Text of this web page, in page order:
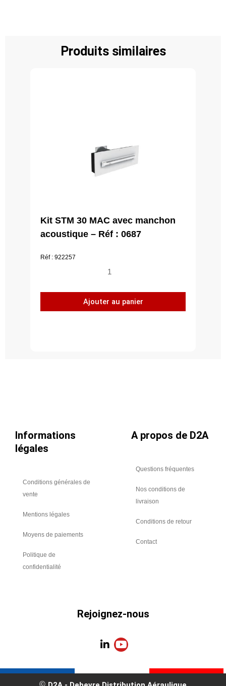
Produits similaires
Kit STM 30 MAC avec manchon
acoustique – Réf : 0687
Réf : 922257
quantité
Kit
STM
Ajouter au panier
Informations
légales
Conditions générales de
vente
Mentions légales
Moyens de paiements
Politique de
confidentialité
A propos de D2A
Questions fréquentes
Nos conditions de
livraison
Conditions de retour
Contact
Rejoignez-nous
L
k
e
Y
o
t
u